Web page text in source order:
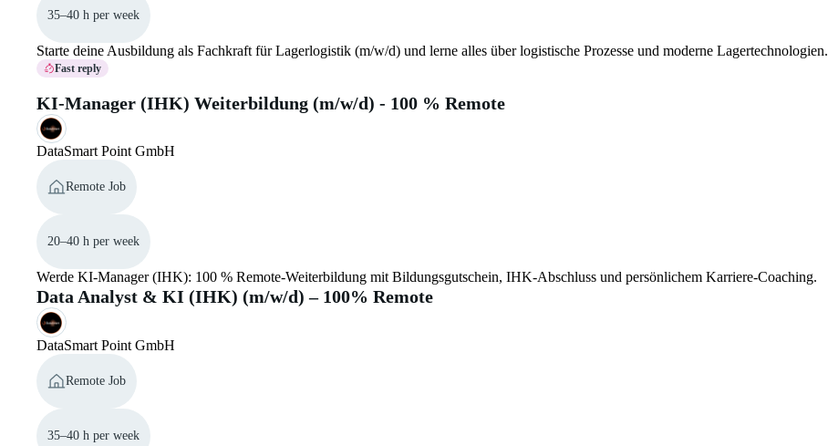
35–40 h per week
Starte deine Ausbildung als Fachkraft für Lagerlogistik (m/w/d) und lerne alles über logistische Prozesse und moderne Lagertechnologien.
Fast reply
KI-Manager (IHK) Weiterbildung (m/w/d) - 100 % Remote
DataSmart Point GmbH
Remote Job
20–40 h per week
Werde KI-Manager (IHK): 100 % Remote-Weiterbildung mit Bildungsgutschein, IHK-Abschluss und persönlichem Karriere-Coaching.
Data Analyst & KI (IHK) (m/w/d) – 100% Remote
DataSmart Point GmbH
Remote Job
35–40 h per week